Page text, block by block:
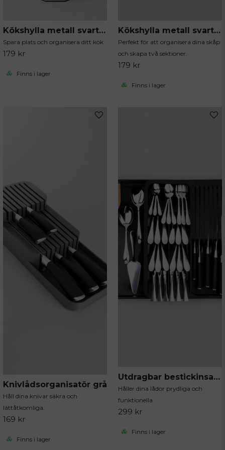
Skicka fråga
Kökshylla metall svart hörn
Spara plats och organisera ditt kök
179 kr
Finns i lager
Kökshylla metall svart justerbar
Perfekt för att organisera dina skåp
och skapa två sektioner.
179 kr
Finns i lager
Knivlådsorganisatör grå
Håll dina knivar säkra och
lättåtkomliga.
169 kr
Finns i lager
Utdragbar bestickinsats svart 40x31 cm
Håller dina lådor prydliga och
funktionella
299 kr
Finns i lager